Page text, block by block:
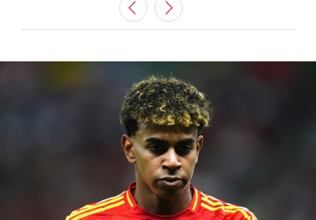
variantă pentru banca tehnică
| EXCLUSIV